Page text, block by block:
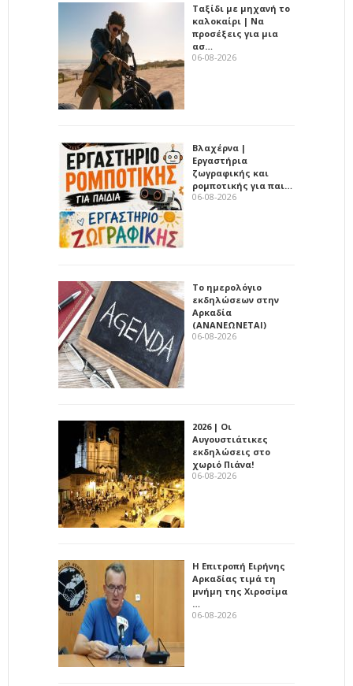
Ταξίδι με μηχανή το
καλοκαίρι | Να
προσέξεις για μια
ασ…
06-08-2026
Βλαχέρνα |
Εργαστήρια
ζωγραφικής και
ρομποτικής για παι…
06-08-2026
Το ημερολόγιο
εκδηλώσεων στην
Αρκαδία
(ΑΝΑΝΕΩΝΕΤΑΙ)
06-08-2026
2026 | Οι
Αυγουστιάτικες
εκδηλώσεις στο
χωριό Πιάνα!
06-08-2026
Η Επιτροπή Ειρήνης
Αρκαδίας τιμά τη
μνήμη της Χιροσίμα
…
06-08-2026